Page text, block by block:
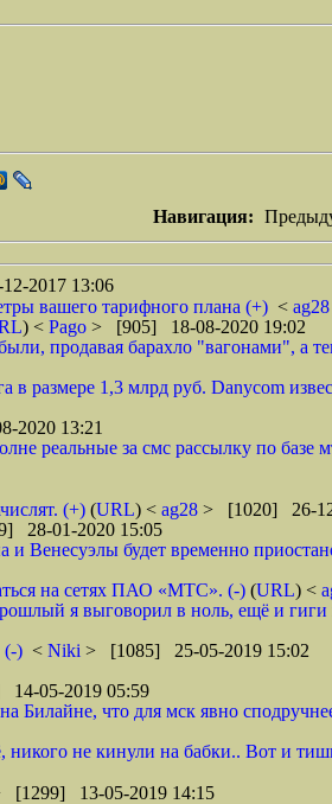
Навигация:
2017 13:06
вашего тарифного плана (+) < ag28
) < Pago > [905] 18-08-2020 19:02
продавая барахло "вагонами", а
размере 1,3 млрд руб. Danycom
2020 13:21
реальные за смс рассылку по базе
(+) (URL) < ag28 > [1020] 26-
28-01-2020 15:05
будет временно
на сетях ПАО «МТС». (-) (URL) <
я выговорил в ноль, ещё и
(-) < Niki > [1085] 25-05-2019 15:02
05-2019 05:59
что для мск явно
никого не кинули на бабки.. Вот и
[1299] 13-05-2019 14:15